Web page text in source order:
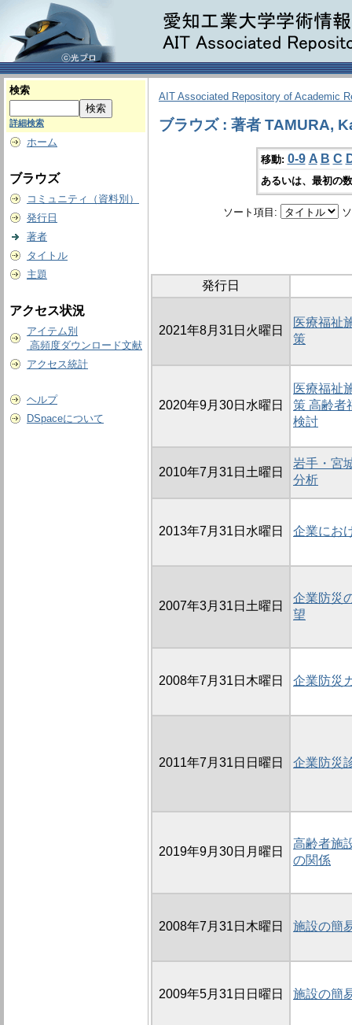
検索
詳細検索
ホーム
ブラウズ
コミュニティ（資料別）
発行日
著者
タイトル
主題
アクセス状況
アイテム別
高頻度ダウンロード文献
アクセス統計
ヘルプ
DSpaceについて
AIT Associated Repository of Academic
ブラウズ : 著者 TAMURA,
移動: 0-9 A B C
あるいは、最初の
ソート項目:
発行日
2021年8月31日火曜日
医療福祉
策
2020年9月30日水曜日
医療福祉
策 高齢者
検討
2010年7月31日土曜日
岩手・宮
分析
2013年7月31日水曜日 企業にお
2007年3月31日土曜日
企業防災
望
2008年7月31日木曜日 企業防災
2011年7月31日日曜日 企業防災
2019年9月30日月曜日
高齢者施
の関係
2008年7月31日木曜日 施設の簡
2009年5月31日日曜日 施設の簡